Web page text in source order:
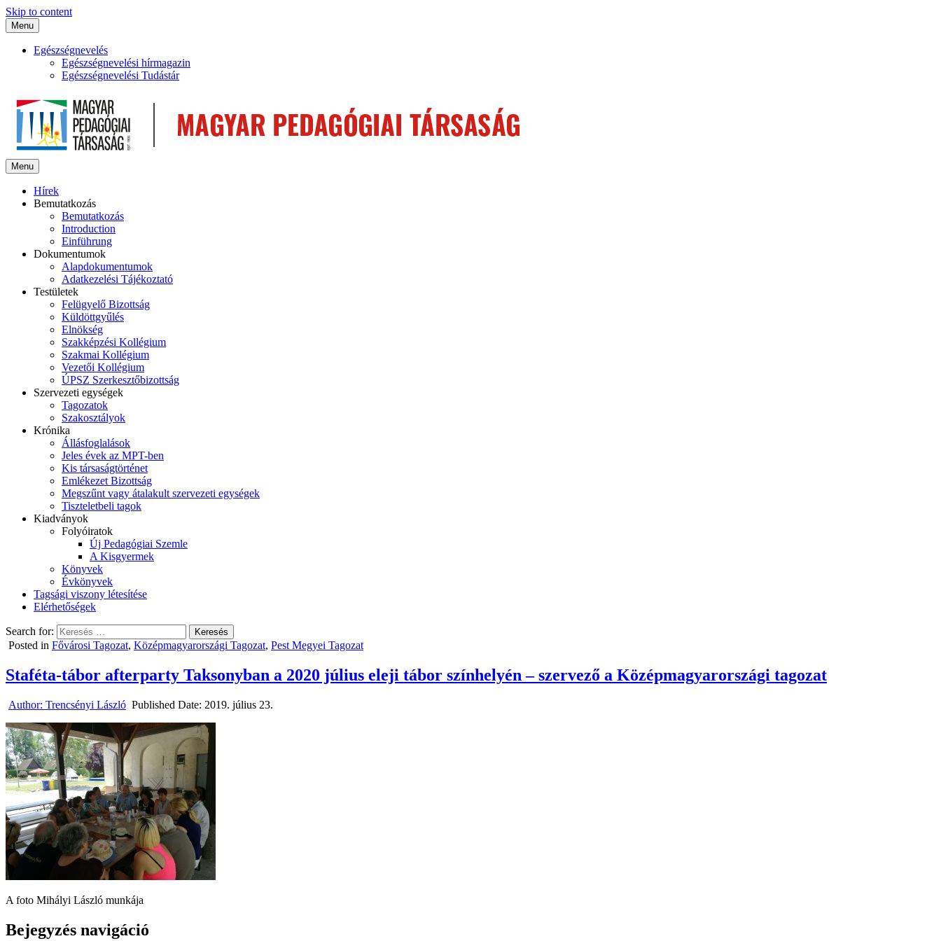
Skip to content
Menu
Egészségnevelés
Egészségnevelési hírmagazin
Egészségnevelési Tudástár
Menu
Hírek
Bemutatkozás
Bemutatkozás
Introduction
Einführung
Dokumentumok
Alapdokumentumok
Adatkezelési Tájékoztató
Testületek
Felügyelő Bizottság
Küldöttgyűlés
Elnökség
Szakképzési Kollégium
Szakmai Kollégium
Vezetői Kollégium
ÚPSZ Szerkesztőbizottság
Szervezeti egységek
Tagozatok
Szakosztályok
Krónika
Állásfoglalások
Jeles évek az MPT-ben
Kis társaságtörténet
Emlékezet Bizottság
Megszűnt vagy átalakult szervezeti egységek
Tiszteletbeli tagok
Kiadványok
Folyóiratok
Új Pedagógiai Szemle
A Kisgyermek
Könyvek
Évkönyvek
Tagsági viszony létesítése
Elérhetőségek
Search for:
Posted in Fővárosi Tagozat, Középmagyarországi Tagozat, Pest Megyei Tagozat
Staféta-tábor afterparty Taksonyban a 2020 július eleji tábor színhelyén – szervező a Középmagyarországi tagozat
Author: Trencsényi László Published Date: 2019. július 23.
A foto Mihályi László munkája
Bejegyzés navigáció